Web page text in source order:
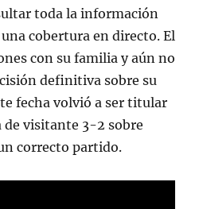
toda la información
cobertura en directo. El
con su familia y aún no
definitiva sobre su
fecha volvió a ser titular
visitante 3-2 sobre
correcto partido.